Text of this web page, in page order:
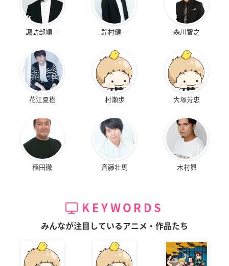
諏訪部順一 鈴村健一 森川智之
花江夏樹 村瀬歩 大塚芳忠
稲田徹 斉藤壮馬 木村昴
KEYWORDS
みんなが注目しているアニメ・作品たち